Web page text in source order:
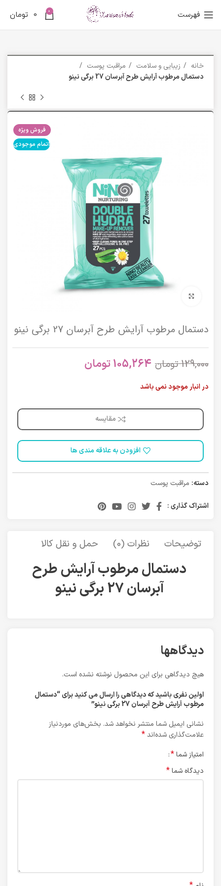
فهرست 0
0 تومان
خانه زیبایی و سلامت
مراقبت پوست
دستمال مرطوب آرايش طرح آبرسان 27 برگي نینو
فروش ویژه
اتمام موجودی
دستمال مرطوب آرايش طرح آبرسان 27 برگي نینو
129,000 تومان 105,264تومان
در انبار موجود نمی باشد
مقایسه
افزودن به علاقه مندی ها
دسته: مراقبت پوست
اشتراک گذاری :
توضیحات نظرات (0) حمل و نقل کالا
دستمال مرطوب آرايش طرح
آبرسان 27 برگي نینو
دیدگاهها
هیچ دیدگاهی برای این محصول نوشته نشده است.
اولین نفری باشید که دیدگاهی را ارسال می کنید برای “دستمال
مرطوب آرايش طرح آبرسان 27 برگي نینو”
نشانی ایمیل شما منتشر نخواهد شد. بخش‌های موردنیاز
علامت‌گذاری شده‌اند*
امتیاز شما*
دیدگاه شما*